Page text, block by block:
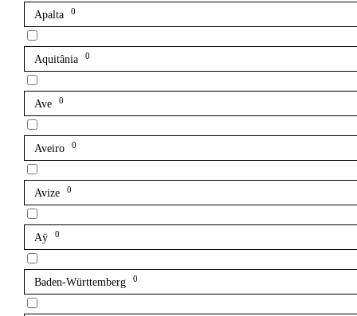
Apalta 0
Aquitânia 0
Ave 0
Aveiro 0
Avize 0
Aÿ 0
Baden-Württemberg 0